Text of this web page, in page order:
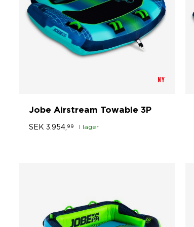
NY
Jobe Airstream Towable 3P
SEK 3.954, 99 I lager